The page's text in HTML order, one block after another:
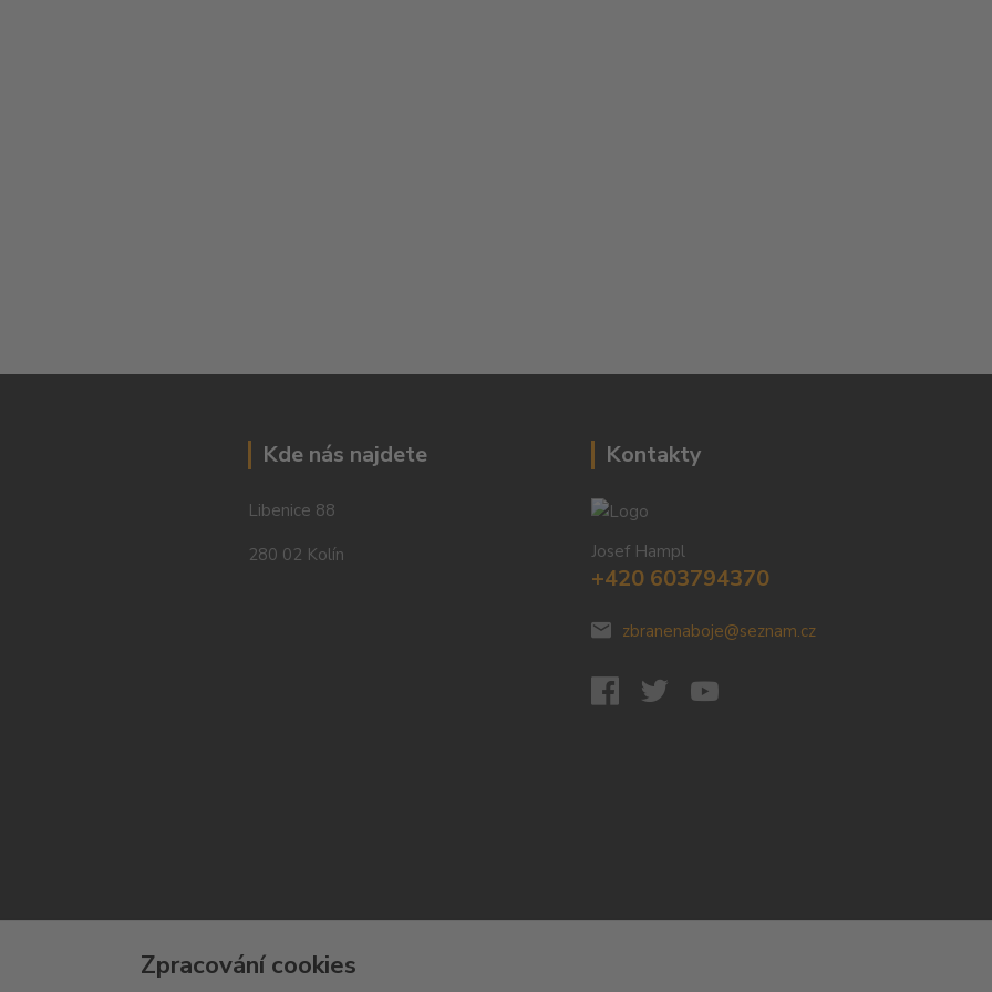
Kde nás najdete
Libenice 88
280 02 Kolín
Kontakty
Josef Hampl
+420 603794370
zbranenaboje@seznam.cz
Zpracování cookies